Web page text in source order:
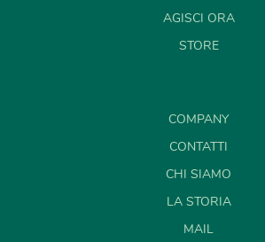
AGISCI ORA
STORE
COMPANY
CONTATTI
CHI SIAMO
LA STORIA
MAIL